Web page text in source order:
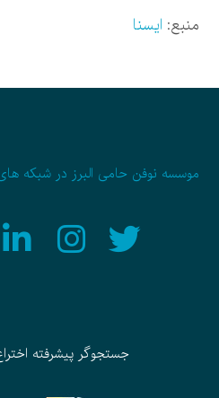
منبع: ایسنا
موسسه نوفن حامی البرز در شبکه
جستجوگر پیشرفته